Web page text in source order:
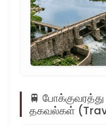
🚆 போக்குவரத்து
தகவல்கள்